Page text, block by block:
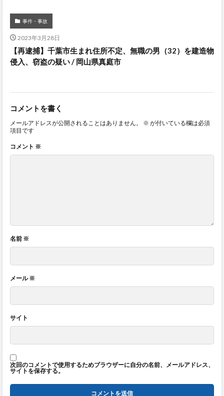
事件・事故
2023年3月28日
【再逮捕】千葉市生まれ住所不定、無職の男（32）を建造物
侵入、窃盗の疑い / 岡山県真庭市
コメントを書く
メールアドレスが公開されることはありません。 ※ が付いている欄は必須
項目です
コメント ※
名前 ※
メール※
サイト
次回のコメントで使用するためブラウザーに自分の名前、メールアドレス、
サイトを保存する。